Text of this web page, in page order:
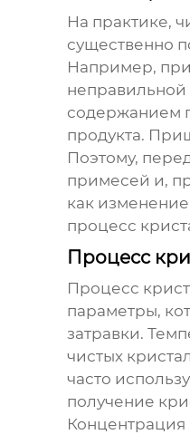
На практике,
существенно
Например,
неправильной
содержанием
продукта.
Поэтому,
примесей и,
как
процесс
Процесс
Процесс
параметры,
затравки.
чистых
часто
получение